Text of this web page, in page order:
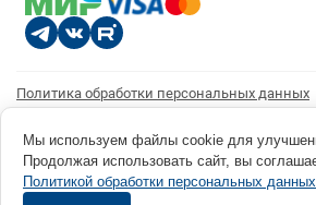
Политика обработки персональных данных
Согласие на получение рассылки
© 1996 - 2026 инструмент парк «Мастер Плюс» Россия, г. Томск,
73 okp@masterplus.tomsk.ru ИП Брусницын Д.Н. ИНН
Мы используем файлы cookie для
Продолжая использовать сайт, вы
Политикой обработки персональных данных